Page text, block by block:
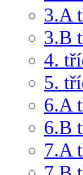
3.A
3.B
4.
5.
6.A
6.B
7.A